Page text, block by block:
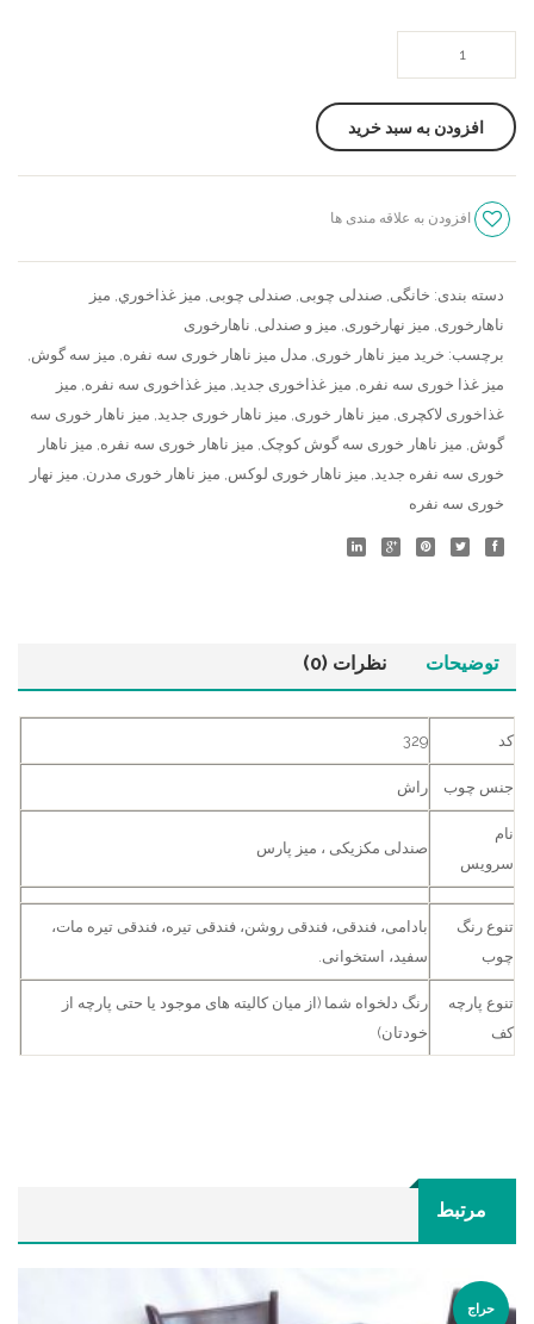
چوبی
مکزیکی
گوش
افزودن به سبد خرید
افزودن به علاقه مندی ها
دسته بندی: خانگی صندلی چوبی صندلی چوبی ميز غذاخوري میز
ناهارخوری میز نهارخوری میز و صندلی ناهارخوری
برچسب: خرید میز ناهار خوری مدل میز ناهار خوری سه نفره میز سه گوش
میز غذا خوری سه نفره میز غذاخوری جدید میز غذاخوری سه نفره میز
غذاخوری لاکچری میز ناهار خوری میز ناهار خوری جدید میز ناهار خوری سه
گوش میز ناهار خوری سه گوش کوچک میز ناهار خوری سه نفره میز ناهار
خوری سه نفره جدید میز ناهار خوری لوکس میز ناهار خوری مدرن میز نهار
خوری سه نفره
توضیحات نظرات (0)
کد 329
جنس چوب راش
نام
سرویس
صندلی مکزیکی ، میز پارس
تنوع رنگ
چوب
بادامی، فندقی، فندقی روشن، فندقی تیره، فندقی تیره مات،
سفید، استخوانی.
تنوع پارچه
کف
رنگ دلخواه شما (از میان کالیته های موجود یا حتی پارچه از
خودتان)
مرتبط
حراج